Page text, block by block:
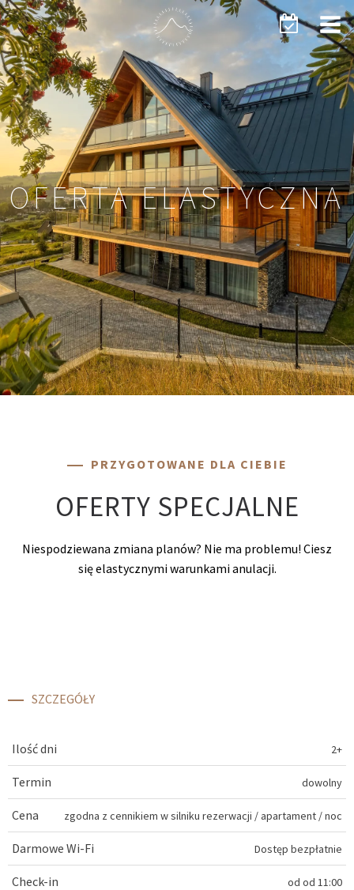
OFERTA ELASTYCZNA
PRZYGOTOWANE DLA CIEBIE
OFERTY SPECJALNE
Niespodziewana zmiana planów? Nie ma problemu! Ciesz
się elastycznymi warunkami anulacji.
SZCZEGÓŁY
Ilość dni 2+
Termin dowolny
Cena zgodna z cennikiem w silniku rezerwacji / apartament / noc
Darmowe Wi-Fi Dostęp bezpłatnie
Check-in od od 11:00